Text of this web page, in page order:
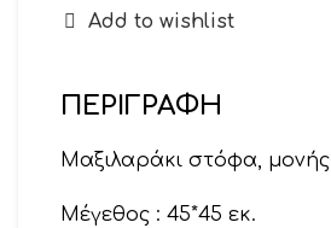
Add to wishlist
ΠΕΡΙΓΡΑΦΉ
Μαξιλαράκι στόφα,
Μέγεθος : 45*45 εκ.